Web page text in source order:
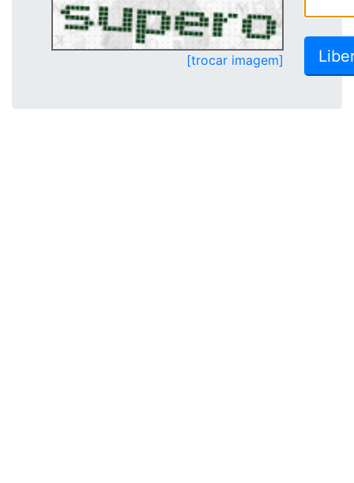
[trocar imagem]